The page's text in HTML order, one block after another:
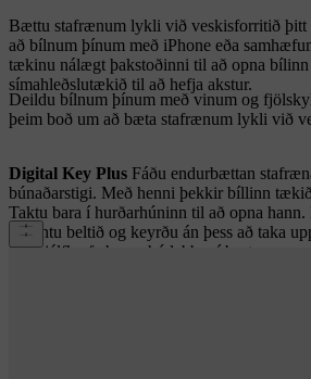
Bættu stafrænum lykli við veskisforritið þitt
að bílnum þínum með iPhone eða
tækinu nálægt þakstoðinni til að opna bílinn
símahleðslutækið til að hefja akstur.
Deildu bílnum þínum með vinum og
þeim boð um að bæta stafrænum lykli við
Digital Key Plus
búnaðarstigi. Með henni þekkir bíllinn
Taktu bara í hurðarhúninn til að opna
spenntu beltið og keyrðu án þess að taka
líka sjálfkrafa þegar þú labbar í burtu.